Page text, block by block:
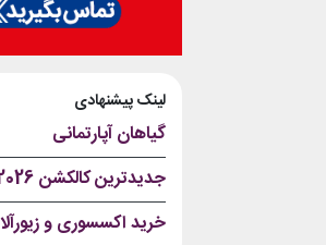
لینک پیشنهادی
گیاهان آپارتمانی
جدیدترین کالکشن 2026 دستبند نقره پاندورا
خرید اکسسوری و